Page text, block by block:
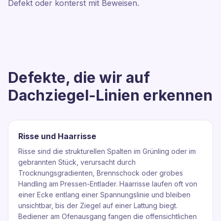
Defekt oder konterst mit Beweisen.
Defekte, die wir auf
Dachziegel-Linien erkennen
Risse und Haarrisse
Risse sind die strukturellen Spalten im Grünling oder im
gebrannten Stück, verursacht durch
Trocknungsgradienten, Brennschock oder grobes
Handling am Pressen-Entlader. Haarrisse laufen oft von
einer Ecke entlang einer Spannungslinie und bleiben
unsichtbar, bis der Ziegel auf einer Lattung biegt.
Bediener am Ofenausgang fangen die offensichtlichen